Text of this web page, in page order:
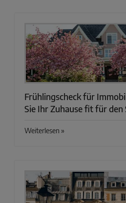
Frühlingscheck für
Sie Ihr Zuhause fit für den
Weiterlesen »